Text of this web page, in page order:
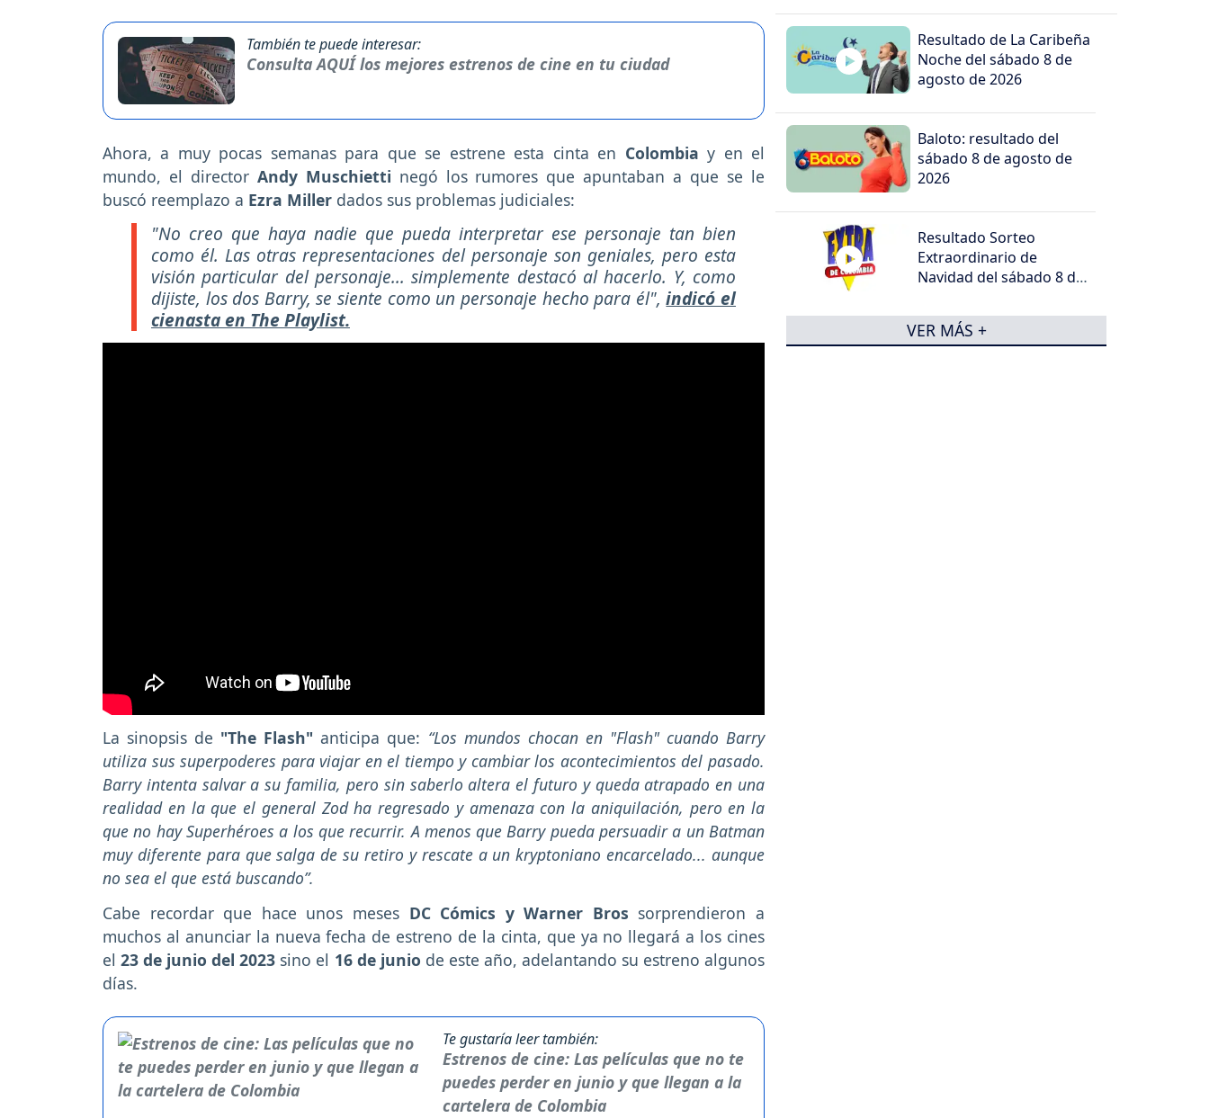
También te puede interesar:
Consulta AQUÍ los mejores estrenos de cine en tu ciudad
Ahora, a muy pocas semanas para que se estrene esta cinta en Colombia y en el
mundo, el director Andy Muschietti negó los rumores que apuntaban a que se le
buscó reemplazo a Ezra Miller dados sus problemas judiciales:
"No creo que haya nadie que pueda interpretar ese personaje tan bien
como él. Las otras representaciones del personaje son geniales, pero esta
visión particular del personaje... simplemente destacó al hacerlo. Y, como
dijiste, los dos Barry, se siente como un personaje hecho para él",indicó el
cienasta en The Playlist.
La sinopsis de "The Flash"anticipa que: “Los mundos chocan en "Flash" cuando Barry
utiliza sus superpoderes para viajar en el tiempo y cambiar los acontecimientos del pasado.
Barry intenta salvar a su familia, pero sin saberlo altera el futuro y queda atrapado en una
realidad en la que el general Zod ha regresado y amenaza con la aniquilación, pero en la
que no hay Superhéroes a los que recurrir. A menos que Barry pueda persuadir a un Batman
muy diferente para que salga de su retiro y rescate a un kryptoniano encarcelado... aunque
no sea el que está buscando”.
Cabe recordar que hace unos meses DC Cómics y Warner Bros sorprendieron a
muchos al anunciar la nueva fecha de estreno de la cinta, que ya no llegará a los cines
el23 de junio del 2023 sino el 16 de junio de este año, adelantando su estreno algunos
días.
Te gustaría leer también:
Estrenos de cine: Las películas que no te
puedes perder en junio y que llegan a la
cartelera de Colombia
Resultado de La Caribeña
Noche del sábado 8 de
agosto de 2026
Baloto: resultado del
sábado 8 de agosto de
2026
Resultado Sorteo
Extraordinario de
Navidad del sábado 8 de
VER MÁS +